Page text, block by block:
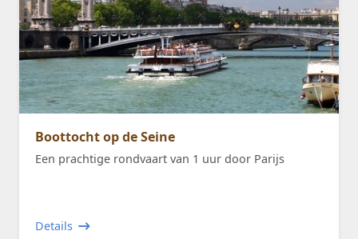
Boottocht op de Seine
Een prachtige rondvaart van 1 uur door Parijs
Details